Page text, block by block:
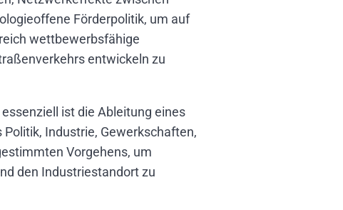
Förderpolitik, um auf
wettbewerbsfähige
entwickeln zu
ist die Ableitung eines
Industrie, Gewerkschaften,
Vorgehens, um
den Industriestandort zu